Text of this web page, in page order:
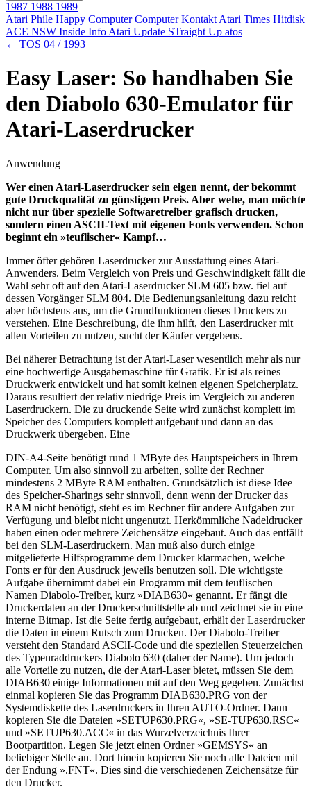
1987 1988 1989
Atari Phile Happy ComputerComputer Kontakt Atari Times Hitdisk
ACE NSW Inside Info Atari Update STraight Up atos
← TOS 04 / 1993
Easy Laser: So handhaben Sie
den Diabolo 630-Emulator für
Atari-Laserdrucker
Anwendung
Wer einen Atari-Laserdrucker sein eigen nennt, der bekommt
gute Druckqualität zu günstigem Preis. Aber wehe, man möchte
nicht nur über spezielle Softwaretreiber grafisch drucken,
sondern einen ASCII-Text mit eigenen Fonts verwenden. Schon
beginnt ein »teuflischer« Kampf…
Immer öfter gehören Laserdrucker zur Ausstattung eines Atari-
Anwenders. Beim Vergleich von Preis und Geschwindigkeit fällt die
Wahl sehr oft auf den Atari-Laserdrucker SLM 605 bzw. fiel auf
dessen Vorgänger SLM 804. Die Bedienungsanleitung dazu reicht
aber höchstens aus, um die Grundfunktionen dieses Druckers zu
verstehen. Eine Beschreibung, die ihm hilft, den Laserdrucker mit
allen Vorteilen zu nutzen, sucht der Käufer vergebens.
Bei näherer Betrachtung ist der Atari-Laser wesentlich mehr als nur
eine hochwertige Ausgabemaschine für Grafik. Er ist als reines
Druckwerk entwickelt und hat somit keinen eigenen Speicherplatz.
Daraus resultiert der relativ niedrige Preis im Vergleich zu anderen
Laserdruckern. Die zu druckende Seite wird zunächst komplett im
Speicher des Computers komplett aufgebaut und dann an das
Druckwerk übergeben. Eine
DIN-A4-Seite benötigt rund 1 MByte des Hauptspeichers in Ihrem
Computer. Um also sinnvoll zu arbeiten, sollte der Rechner
mindestens 2 MByte RAM enthalten. Grundsätzlich ist diese Idee
des Speicher-Sharings sehr sinnvoll, denn wenn der Drucker das
RAM nicht benötigt, steht es im Rechner für andere Aufgaben zur
Verfügung und bleibt nicht ungenutzt. Herkömmliche Nadeldrucker
haben einen oder mehrere Zeichensätze eingebaut. Auch das entfällt
bei den SLM-Laserdruckern. Man muß also durch einige
mitgelieferte Hilfsprogramme dem Drucker klarmachen, welche
Fonts er für den Ausdruck jeweils benutzen soll. Die wichtigste
Aufgabe übernimmt dabei ein Programm mit dem teuflischen
Namen Diabolo-Treiber, kurz »DIAB630« genannt. Er fängt die
Druckerdaten an der Druckerschnittstelle ab und zeichnet sie in eine
interne Bitmap. Ist die Seite fertig aufgebaut, erhält der Laserdrucker
die Daten in einem Rutsch zum Drucken. Der Diabolo-Treiber
versteht den Standard ASClI-Code und die speziellen Steuerzeichen
des Typenraddruckers Diabolo 630 (daher der Name). Um jedoch
alle Vorteile zu nutzen, die der Atari-Laser bietet, müssen Sie dem
DIAB630 einige Informationen mit auf den Weg gegeben. Zunächst
einmal kopieren Sie das Programm DIAB630.PRG von der
Systemdiskette des Laserdruckers in Ihren AUTO-Ordner. Dann
kopieren Sie die Dateien »SETUP630.PRG«, »SE-TUP630.RSC«
und »SETUP630.ACC« in das Wurzelverzeichnis Ihrer
Bootpartition. Legen Sie jetzt einen Ordner »GEMSYS« an
beliebiger Stelle an. Dort hinein kopieren Sie noch alle Dateien mit
der Endung ».FNT«. Dies sind die verschiedenen Zeichensätze für
den Drucker.